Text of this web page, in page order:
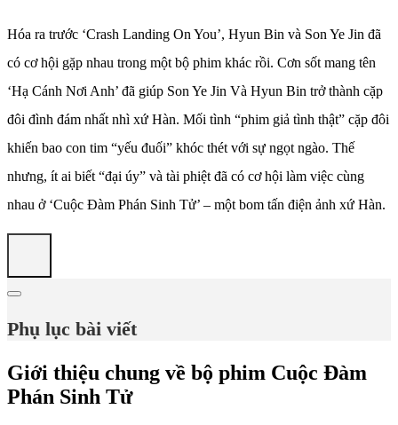
Hóa ra trước ‘Crash Landing On You’, Hyun Bin và Son Ye Jin đã
có cơ hội gặp nhau trong một bộ phim khác rồi. Cơn sốt mang tên
‘Hạ Cánh Nơi Anh’ đã giúp Son Ye Jin Và Hyun Bin trở thành cặp
đôi đình đám nhất nhì xứ Hàn. Mối tình “phim giả tình thật” cặp đôi
khiến bao con tim “yếu đuối” khóc thét với sự ngọt ngào. Thế
nhưng, ít ai biết “đại úy” và tài phiệt đã có cơ hội làm việc cùng
nhau ở ‘Cuộc Đàm Phán Sinh Tử’ – một bom tấn điện ảnh xứ Hàn.
Phụ lục bài viết
Giới thiệu chung về bộ phim Cuộc Đàm
Phán Sinh Tử